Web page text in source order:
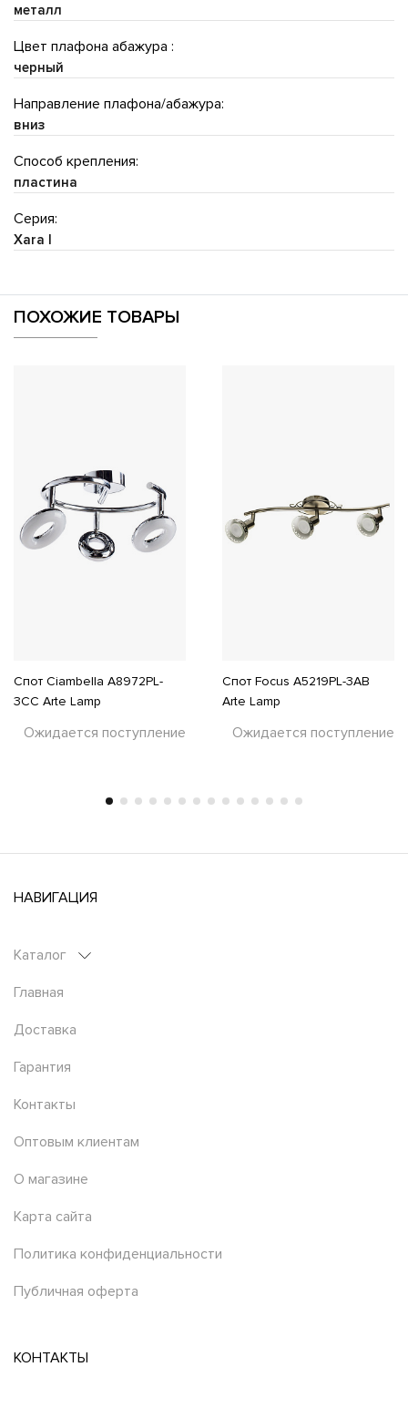
металл
Цвет плафона абажура :
черный
Направление плафона/абажура:
вниз
Способ крепления:
пластина
Серия:
Xara I
ПОХОЖИЕ ТОВАРЫ
Спот Ciambella A8972PL-
3CC Arte Lamp
Ожидается поступление
Спот Focus A5219PL-3AB
Arte Lamp
Ожидается поступление
НАВИГАЦИЯ
Каталог
Главная
Доставка
Гарантия
Контакты
Оптовым клиентам
О магазине
Карта сайта
Политика конфиденциальности
Публичная оферта
КОНТАКТЫ